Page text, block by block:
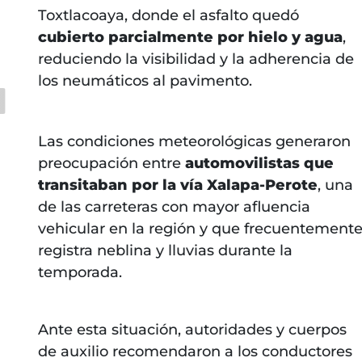
Toxtlacoaya, donde el asfalto quedó
cubierto parcialmente por hielo y agua,
reduciendo la visibilidad y la adherencia de
los neumáticos al pavimento.
Las condiciones meteorológicas generaron
preocupación entre automovilistas que
transitaban por la vía Xalapa-Perote, una
de las carreteras con mayor afluencia
vehicular en la región y que frecuentemente
registra neblina y lluvias durante la
temporada.
Ante esta situación, autoridades y cuerpos
de auxilio recomendaron a los conductores